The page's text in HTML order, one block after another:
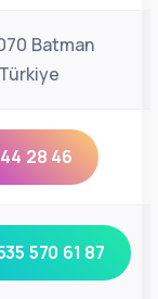
Batman
28 46
570 61 87